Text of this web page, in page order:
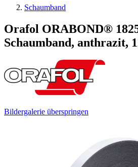
Schaumband
Orafol ORABOND®
Schaumband, anthrazit,
Bildergalerie überspringen